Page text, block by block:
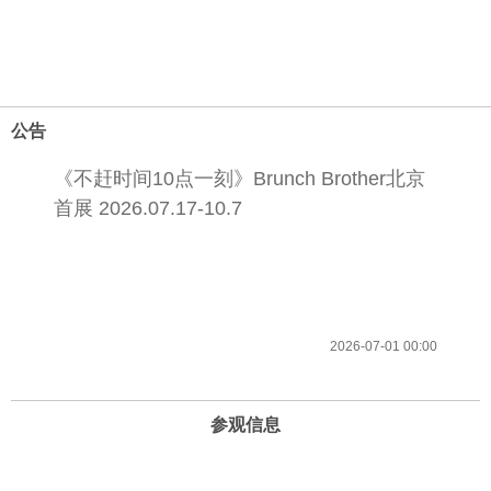
公告
《不赶时间10点一刻》Brunch Brother北京
首展 2026.07.17-10.7
2026-07-01 00:00
参观信息